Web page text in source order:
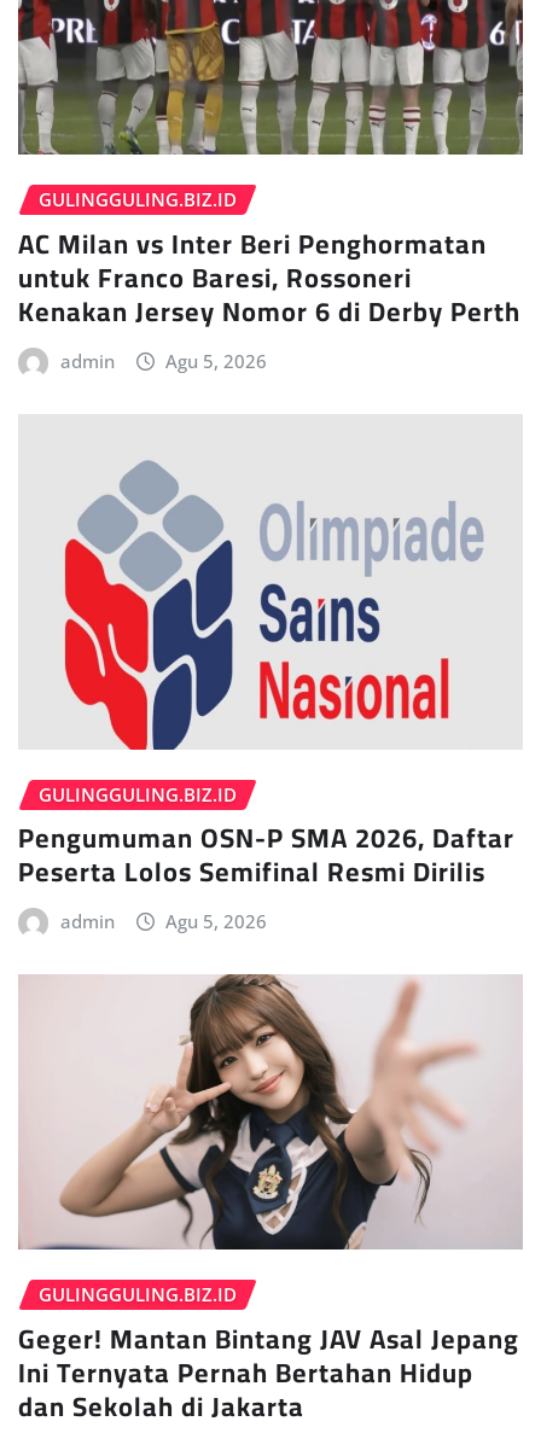
GULINGGULING.BIZ.ID
AC Milan vs Inter Beri Penghormatan
untuk Franco Baresi, Rossoneri
Kenakan Jersey Nomor 6 di Derby Perth
admin Agu 5, 2026
GULINGGULING.BIZ.ID
Pengumuman OSN-P SMA 2026, Daftar
Peserta Lolos Semifinal Resmi Dirilis
admin Agu 5, 2026
GULINGGULING.BIZ.ID
Geger! Mantan Bintang JAV Asal Jepang
Ini Ternyata Pernah Bertahan Hidup
dan Sekolah di Jakarta